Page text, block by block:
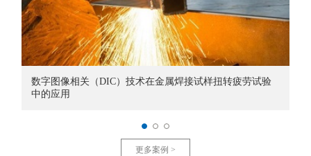
数字图像相关（DIC）技术在金属焊接试样扭转疲劳试验
中的应用
更多案例 >